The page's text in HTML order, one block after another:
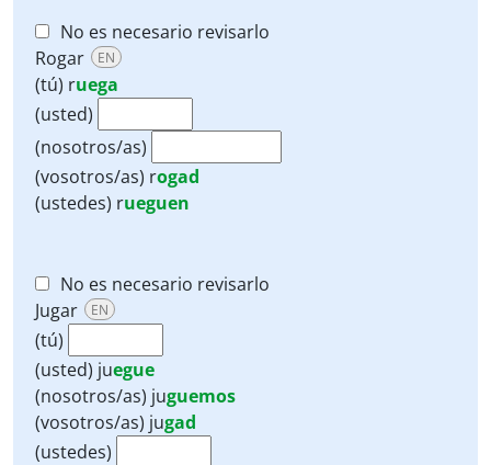
No es necesario revisarlo
Rogar
EN
(tú) ruega
(usted)
(nosotros/as)
(vosotros/as) rogad
(ustedes) rueguen
No es necesario revisarlo
Jugar
EN
(tú)
(usted) juegue
(nosotros/as) juguemos
(vosotros/as) jugad
(ustedes)